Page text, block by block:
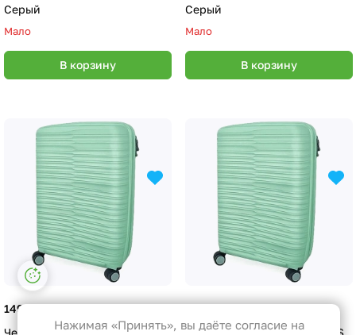
Серый
Мало
В корзину
Серый
Мало
В корзину
149 руб.
Чемодан FREEDOM размер M,
99 руб.
Чемодан FREEDOM размер S,
Настройки файлов cookie
Функциональные
Эти файлы необходимы для
Нажимая «Принять», вы даёте согласие на